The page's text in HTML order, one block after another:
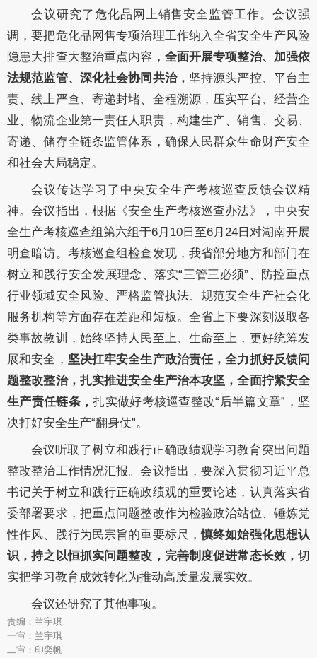
会议研究了危化品网上销售安全监管工作。会议强
调，要把危化品网售专项治理工作纳入全省安全生产风险
隐患大排查大整治重点内容， 全面开展专项整治、加强依
法规范监管、深化社会协同共治， 坚持源头严控、平台主
责、线上严查、寄递封堵、全程溯源， 压实平台、经营企
业、物流企业第一责任人职责，构建生产、销售、交易、
寄递、储存全链条监管体系 ， 确保人民群众生命财产安全
和社会大局稳定。
会议传达学习了 中央安全生产考核巡查反馈会议精
神。会议指出， 根据《安全生产考核巡查办法》，中央安
全生产考核巡查组第六组于6月 10 日至6月 24 日对湖南开展
明查暗访。考核巡查组检查发现， 我省部分地方和部门在
树立和践行安全发展理念、落实“三管三必须” 、防控重点
行业领域安全风险、严格监管执法、规范安全生产社会化
服务机构等方面存在差距和短板。全省上下要深刻汲取各
类事故教训， 始终坚持人民至上、生命至上，更好统筹发
展和安全 ， 坚决扛牢安全生产政治责任，全力抓好反馈问
题整改整治，扎实推进安全生产治本攻坚，全面拧紧安全
生产责任链条，扎实做好考核巡查整改“ 后半篇文章”，坚
决打好安全生产“翻身仗”。
会议听取了树立和践行正确政绩观学习教育突出问题
整改整治工作情况汇报。会议指出， 要深入贯彻习近平总
书记关于树立和践行正确政绩观的重要论述，认真落实省
委部署要求， 把重点问题整改作为检验政治站位、锤炼党
性作风、践行为民宗旨的重要标尺，慎终如始强化思想认
识，持之以恒抓实问题整改，完善制度促进常态长效， 切
实把学习教育成效转化为推动高质量发展实效。
会议还研究了其他事项。
责编：兰宇琪
一审：兰宇琪
二审：印奕帆